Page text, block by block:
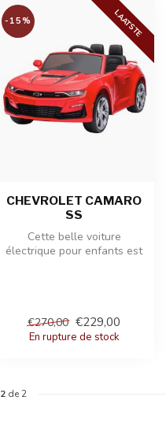
LAATSTE
-15%
CHEVROLET CAMARO
SS
Cette belle voiture
électrique pour enfants est
€270,00 €229,00
En rupture de stock
2 de 2